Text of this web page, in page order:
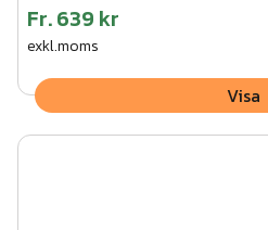
Fr.639 kr
exkl.moms
Visa